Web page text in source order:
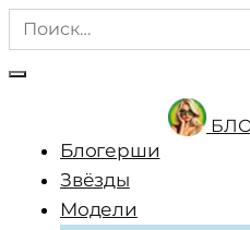
Перейти
содержанию
Search
for:
Блогерши
Звёзды
Модели